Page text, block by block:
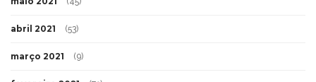
abril 2021 (53)
março 2021 (9)